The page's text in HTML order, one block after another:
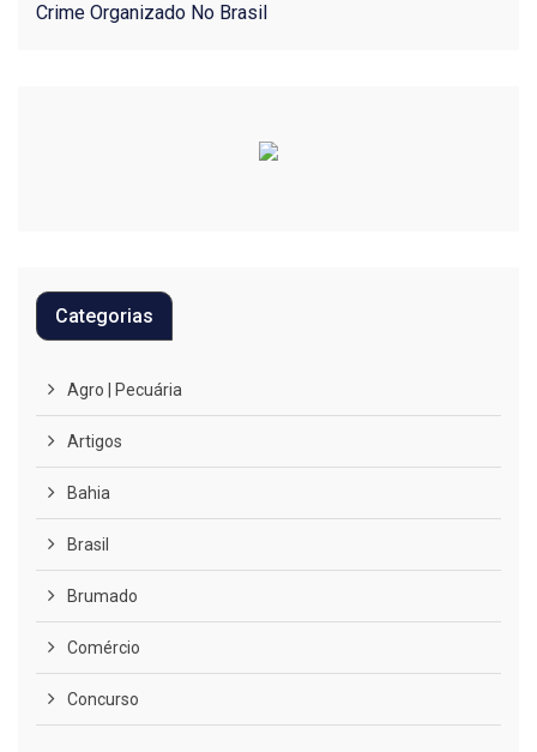
Crime Organizado No Brasil
Categorias
Agro | Pecuária
Artigos
Bahia
Brasil
Brumado
Comércio
Concurso